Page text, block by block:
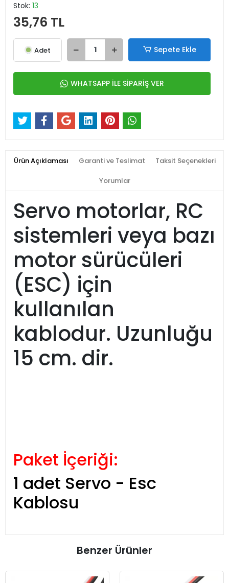
Stok: 13
35,76 TL
Adet Sepete Ekle
WHATSAPP İLE SİPARİŞ VER
Ürün Açıklaması Garanti ve Teslimat Taksit Seçenekleri
Yorumlar
Servo motorlar, RC
sistemleri veya bazı
motor sürücüleri
(ESC) için
kullanılan
kablodur. Uzunluğu
15 cm. dir.
Paket İçeriği:
1 adet Servo - Esc
Kablosu
Benzer Ürünler